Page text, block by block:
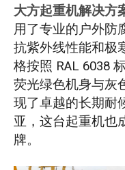
大方起重机解决方
用了专业的户外防
抗紫外线性能和极
格按照 RAL 6038
荧光绿色机身与灰
现了卓越的长期耐
亚，这台起重机也
牌。